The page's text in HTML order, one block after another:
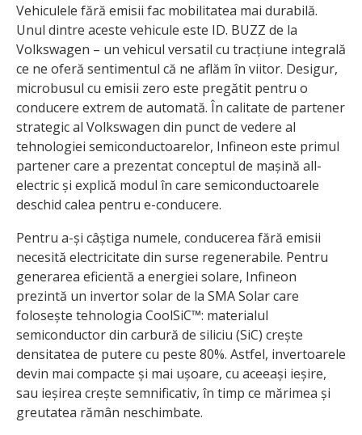
Vehiculele fără emisii fac mobilitatea mai durabilă.
Unul dintre aceste vehicule este ID. BUZZ de la
Volkswagen – un vehicul versatil cu tracțiune integrală
ce ne oferă sentimentul că ne aflăm în viitor. Desigur,
microbusul cu emisii zero este pregătit pentru o
conducere extrem de automată. În calitate de partener
strategic al Volkswagen din punct de vedere al
tehnologiei semiconductoarelor, Infineon este primul
partener care a prezentat conceptul de mașină all-
electric și explică modul în care semiconductoarele
deschid calea pentru e-conducere.
Pentru a-și câștiga numele, conducerea fără emisii
necesită electricitate din surse regenerabile. Pentru
generarea eficientă a energiei solare, Infineon
prezintă un invertor solar de la SMA Solar care
folosește tehnologia CoolSiC™: materialul
semiconductor din carbură de siliciu (SiC) crește
densitatea de putere cu peste 80%. Astfel, invertoarele
devin mai compacte și mai ușoare, cu aceeași ieșire,
sau ieșirea crește semnificativ, în timp ce mărimea și
greutatea rămân neschimbate.